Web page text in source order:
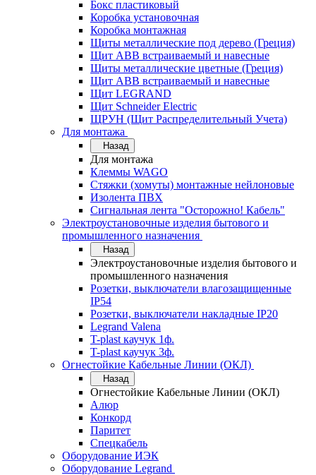
Бокс пластиковый
Коробка установочная
Коробка монтажная
Щиты металлические под дерево (Греция)
Щит ABB встраиваемый и навесные
Щиты металлические цветные (Греция)
Щит ABB встраиваемый и навесные
Щит LEGRAND
Щит Schneider Electric
ЩРУН (Щит Распределительный Учета)
Для монтажа
Назад
Для монтажа
Клеммы WAGO
Стяжки (хомуты) монтажные нейлоновые
Изолента ПВХ
Сигнальная лента "Осторожно! Кабель"
Электроустановочные изделия бытового и
промышленного назначения
Назад
Электроустановочные изделия бытового и
промышленного назначения
Розетки, выключатели влагозащищенные
IP54
Розетки, выключатели накладные IP20
Legrand Valena
T-plast каучук 1ф.
T-plast каучук 3ф.
Огнестойкие Кабельные Линии (ОКЛ)
Назад
Огнестойкие Кабельные Линии (ОКЛ)
Алюр
Конкорд
Паритет
Спецкабель
Оборудование ИЭК
Оборудование Legrand